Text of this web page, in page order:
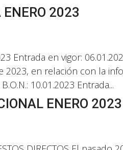
2023
Entrada en vigor:
en relación con la
10.01.2023 Entrada...
ENERO 2023